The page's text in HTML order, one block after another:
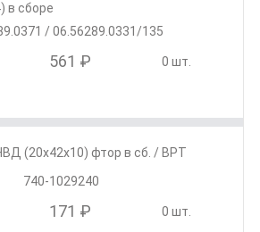
в сборе
/ 06.56289.0331/135
561 ₽ 0 шт.
(20х42х10) фтор в сб. / ВРТ
740-1029240
171 ₽ 0 шт.